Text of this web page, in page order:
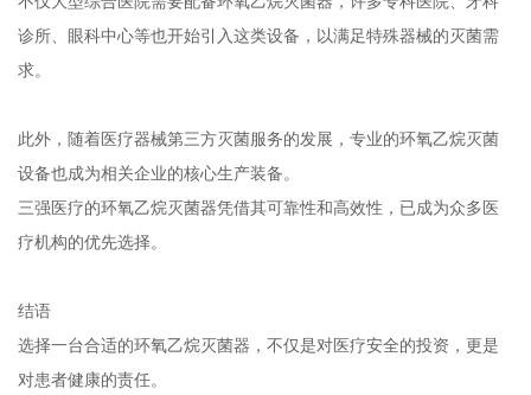
诊所、眼科中心等也开始引入这类设备，以满足特殊器械的灭菌需
求。
此外，随着医疗器械第三方灭菌服务的发展，专业的环氧乙烷灭菌
设备也成为相关企业的核心生产装备。
三强医疗的环氧乙烷灭菌器凭借其可靠性和高效性，已成为众多医
疗机构的优先选择。
结语
选择一台合适的环氧乙烷灭菌器，不仅是对医疗安全的投资，更是
对患者健康的责任。